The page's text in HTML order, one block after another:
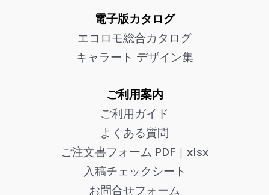
電子版カタログ
エコロモ総合カタログ
キャラート デザイン集
ご利用案内
ご利用ガイド
よくある質問
ご注文書フォーム PDF ｜ xlsx
入稿チェックシート
お問合せフォーム